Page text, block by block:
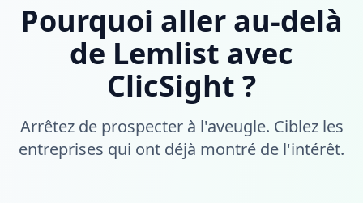
Pourquoi aller au-delà
de Lemlist avec
ClicSight ?
Arrêtez de prospecter à l'aveugle. Ciblez les
entreprises qui ont déjà montré de l'intérêt.